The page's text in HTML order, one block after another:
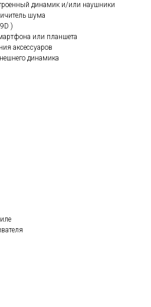
динамик и/или наушники
шума
)
или планшета
аксессуаров
динамика